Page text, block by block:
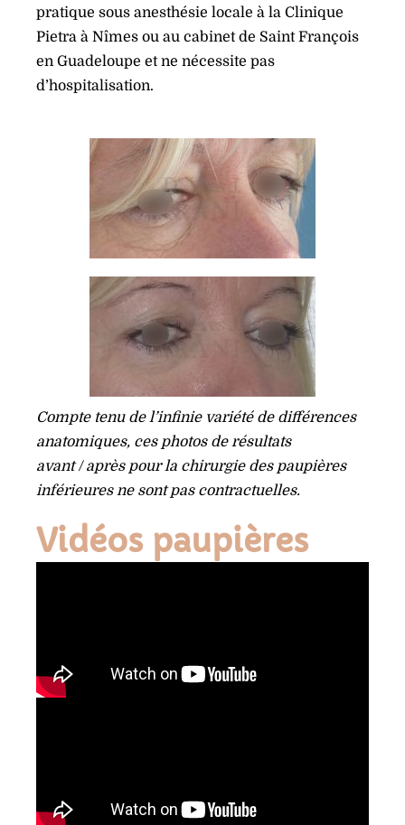
pratique sous anesthésie locale à la Clinique
Pietra à Nîmes ou au cabinet de Saint François
en Guadeloupe et ne nécessite pas
d’hospitalisation.
Compte tenu de l’infinie variété de différences
anatomiques, ces photos de résultats
avant / après pour la chirurgie des paupières
inférieures ne sont pas contractuelles.
Vidéos paupières